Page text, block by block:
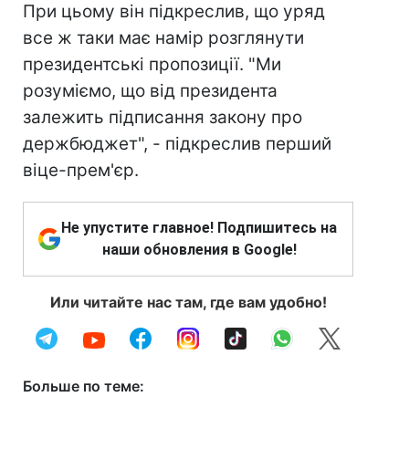
При цьому він підкреслив, що уряд
все ж таки має намір розглянути
президентські пропозиції. "Ми
розуміємо, що від президента
залежить підписання закону про
держбюджет", - підкреслив перший
віце-прем'єр.
Не упустите главное! Подпишитесь на
наши обновления в Google!
Или читайте нас там, где вам удобно!
Больше по теме: